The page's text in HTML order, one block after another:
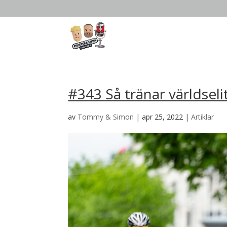
#343 Så tränar
av Tommy & Simon |apr 25, 2022 |Artiklar